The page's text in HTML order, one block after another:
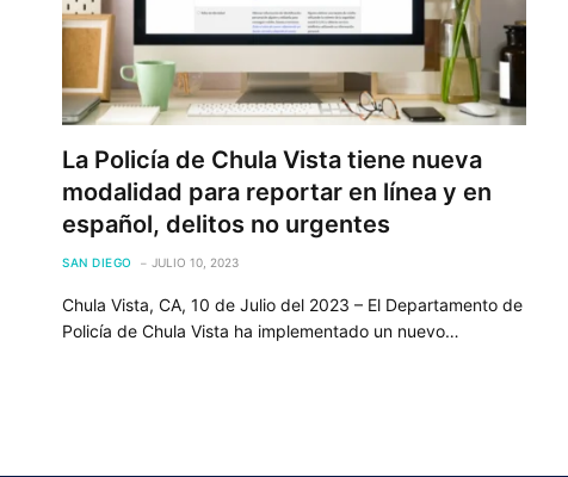
La Policía de Chula Vista tiene nueva
modalidad para reportar en línea y en
español, delitos no urgentes
SAN DIEGO JULIO 10, 2023
Chula Vista, CA, 10 de Julio del 2023 – El Departamento de
Policía de Chula Vista ha implementado un nuevo…